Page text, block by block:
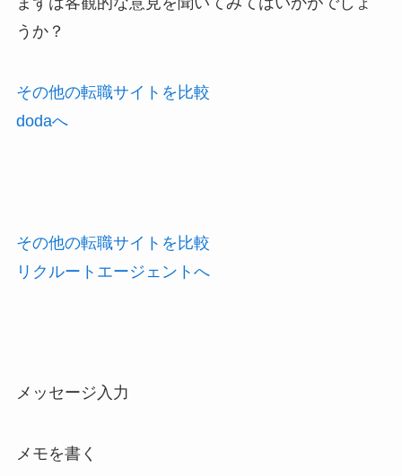
うか？
その他の転職サイトを比較
dodaへ
その他の転職サイトを比較
リクルートエージェントへ
メッセージ入力
メモを書く